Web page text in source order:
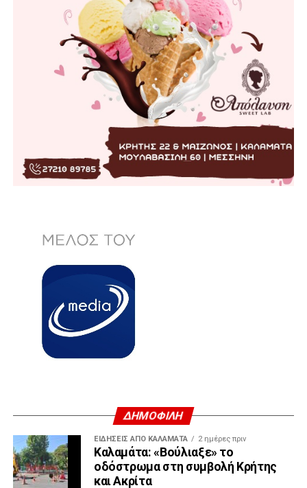
ΔΗΜΟΦΙΛΗ
ΕΙΔΗΣΕΙΣ ΑΠΟ ΚΑΛΑΜΑΤΑ 2 ημέρες πριν
Καλαμάτα: «Βούλιαξε» το
οδόστρωμα στη συμβολή Κρήτης
και Ακρίτα